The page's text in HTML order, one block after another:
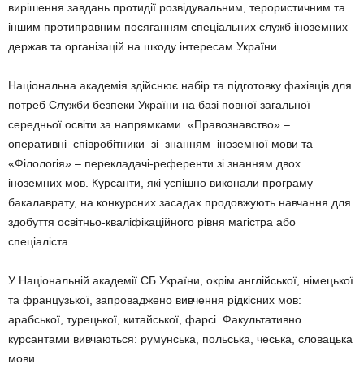
вирішення завдань протидії розвідувальним, терористичним та
іншим протиправним посяганням спеціальних служб іноземних
держав та організацій на шкоду інтересам України.
Національна академія здійснює набір та підготовку фахівців для
потреб Служби безпеки України на базі повної загальної
середньої освіти за напрямками «Правознавство» –
оперативні співробітники зі знанням іноземної мови та
«Філологія» – перекладачі-референти зі знанням двох
іноземних мов. Курсанти, які успішно виконали програму
бакалаврату, на конкурсних засадах продовжують навчання для
здобуття освітньо-кваліфікаційного рівня магістра або
спеціаліста.
У Національній академії СБ України, окрім англійської, німецької
та французької, запроваджено вивчення рідкісних мов:
арабської, турецької, китайської, фарсі. Факультативно
курсантами вивчаються: румунська, польська, чеська, словацька
мови.